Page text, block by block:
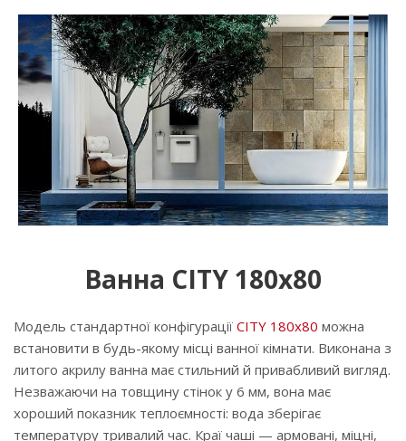
Ванна CITY 180x80
Модель стандартної конфігурації CITY 180x80 можна
встановити ​​в будь-якому місці ванної кімнати. Виконана з
литого акрилу ванна має стильний й привабливий вигляд.
Незважаючи на товщину стінок у 6 мм, вона має
хороший показник теплоємності: вода зберігає
температуру тривалий час. Краї чаші — армовані, міцні,